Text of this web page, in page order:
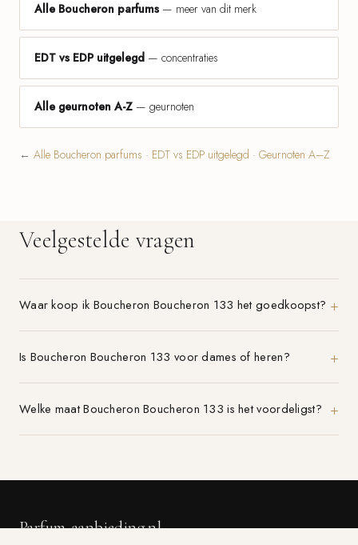
Alle Boucheron parfums — meer van dit merk
EDT vs EDP uitgelegd — concentraties
Alle geurnoten A-Z — geurnoten
← Alle Boucheron parfums · EDT vs EDP uitgelegd · Geurnoten A–Z
Veelgestelde vragen
Waar koop ik Boucheron Boucheron 133 het goedkoopst?
Is Boucheron Boucheron 133 voor dames of heren?
Welke maat Boucheron Boucheron 133 is het voordeligst?
Parfum-aanbieding.nl